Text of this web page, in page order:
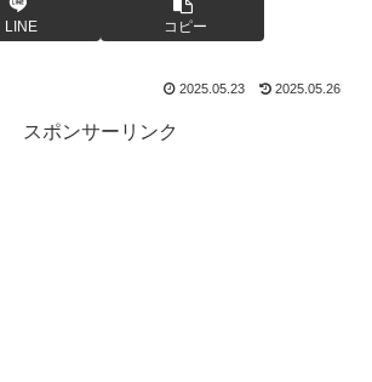
LINE コピー
2025.05.23 2025.05.26
スポンサーリンク